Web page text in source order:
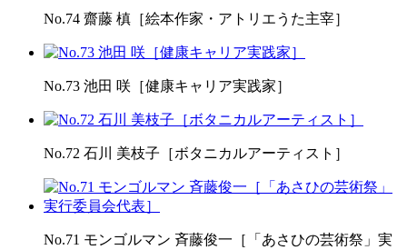
No.74 齋藤 槙［絵本作家・アトリエうた主宰］
No.73 池田 咲［健康キャリア実践家］
No.72 石川 美枝子［ボタニカルアーティスト］
No.71 モンゴルマン 斉藤俊一［「あさひの芸術祭」実